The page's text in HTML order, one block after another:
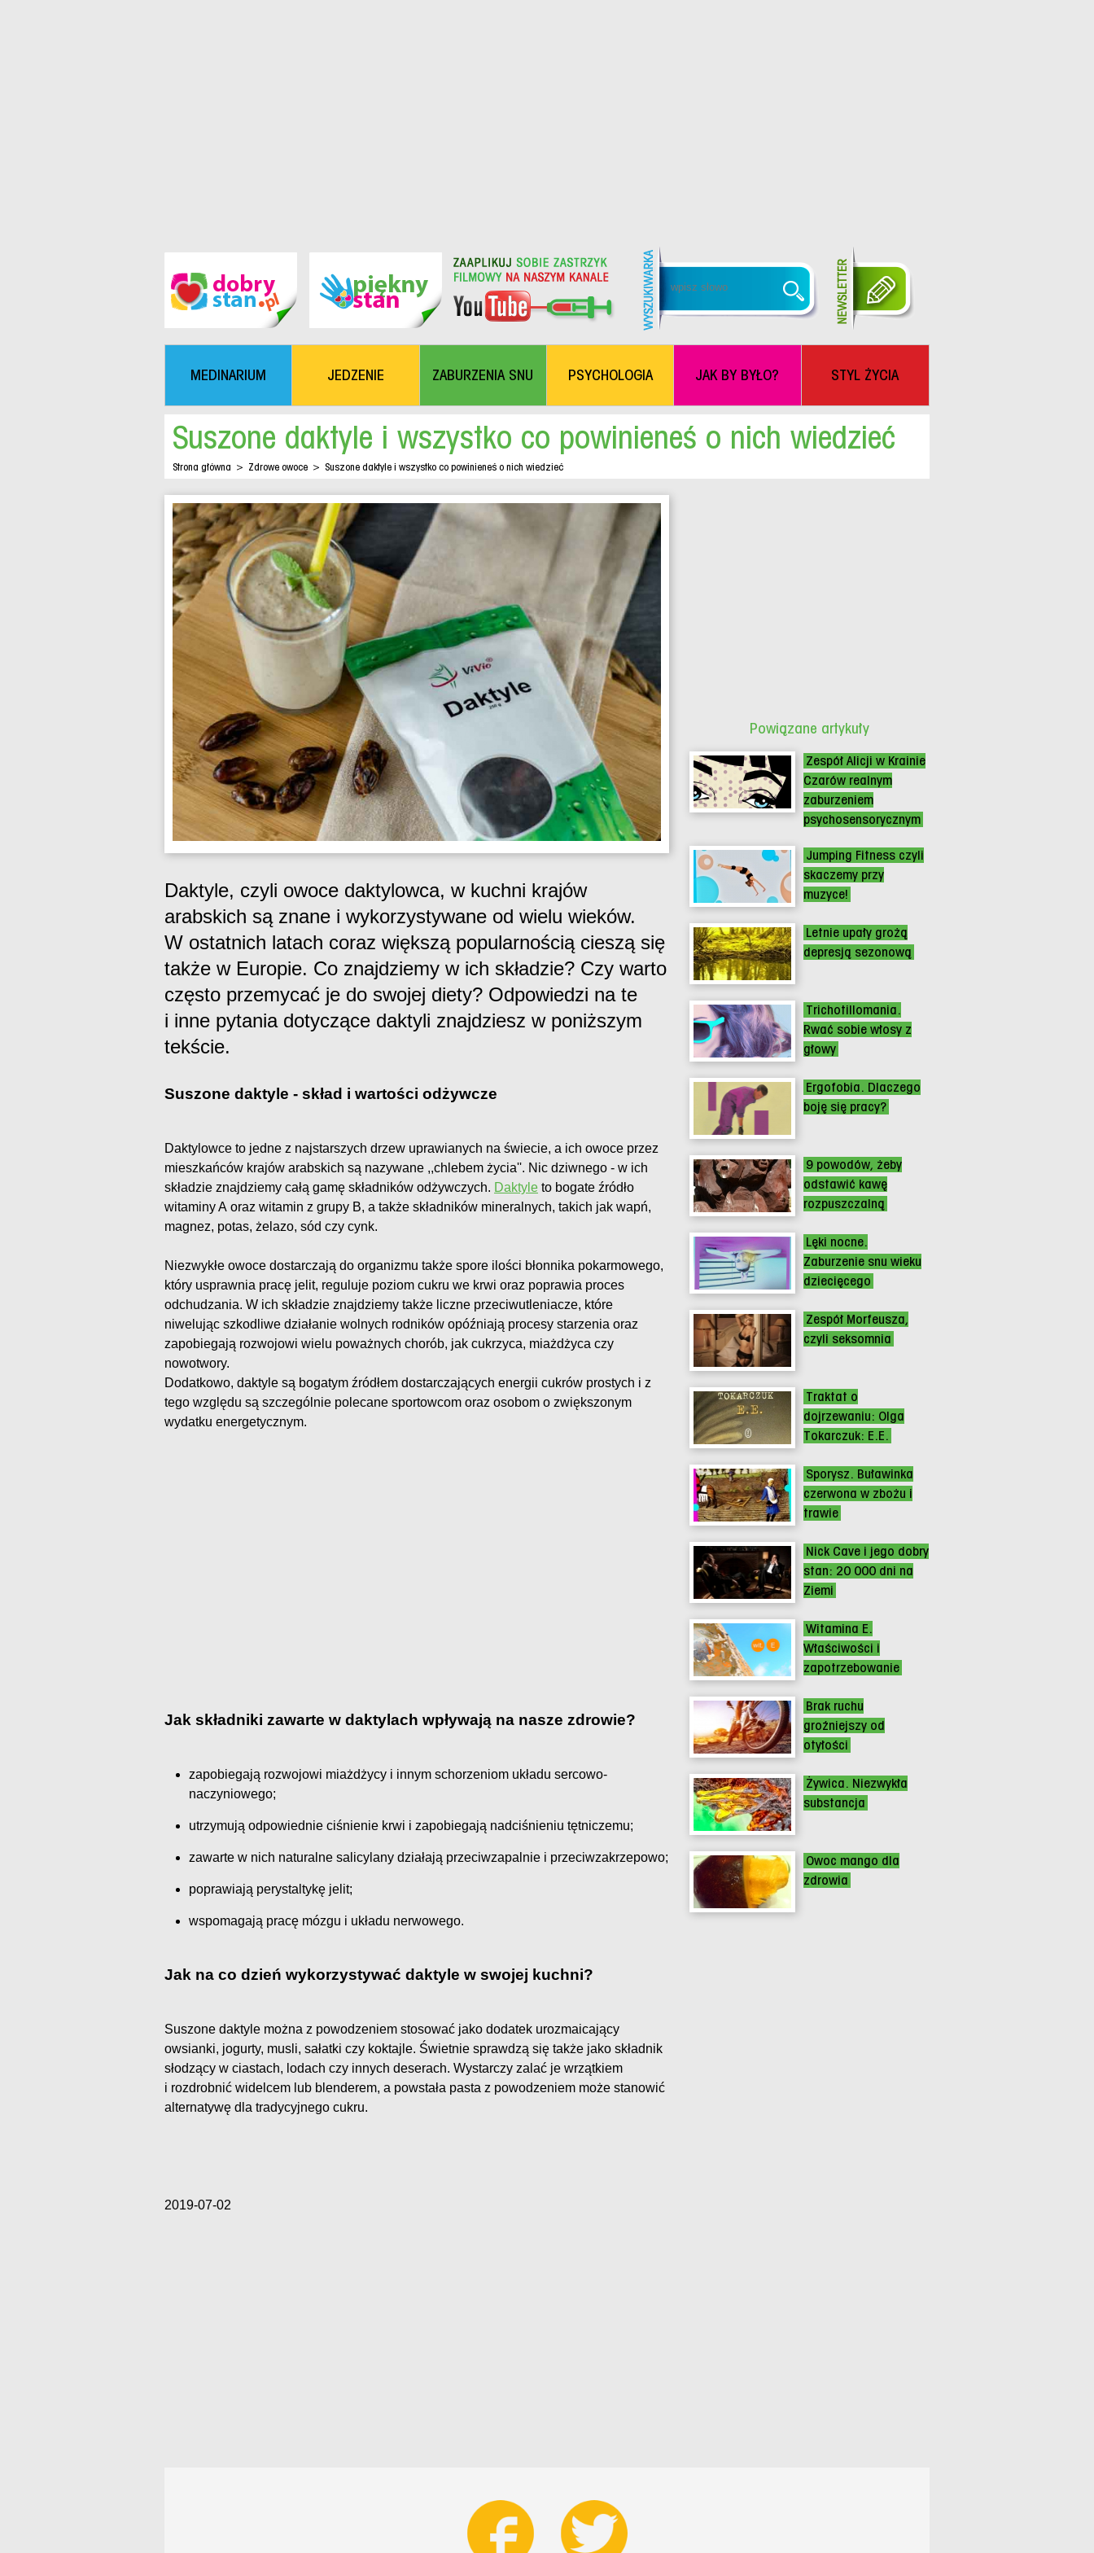
MEDINARIUM JEDZENIE ZABURZENIA SNU PSYCHOLOGIA JAK BY BYŁO? STYL ŻYCIA
Suszone daktyle i wszystko co powinieneś o nich wiedzieć
Strona główna > Zdrowe owoce > Suszone daktyle i wszystko co powinieneś o nich wiedzieć
Daktyle, czyli owoce daktylowca, w kuchni krajów
arabskich są znane i wykorzystywane od wielu wieków.
W ostatnich latach coraz większą popularnością cieszą się
także w Europie. Co znajdziemy w ich składzie? Czy warto
często przemycać je do swojej diety? Odpowiedzi na te
i inne pytania dotyczące daktyli znajdziesz w poniższym
tekście.
Suszone daktyle - skład i wartości odżywcze
Daktylowce to jedne z najstarszych drzew uprawianych na świecie, a ich owoce przez
mieszkańców krajów arabskich są nazywane ,,chlebem życia''. Nic dziwnego - w ich
składzie znajdziemy całą gamę składników odżywczych. Daktyle to bogate źródło
witaminy A oraz witamin z grupy B, a także składników mineralnych, takich jak wapń,
magnez, potas, żelazo, sód czy cynk.
Niezwykłe owoce dostarczają do organizmu także spore ilości błonnika pokarmowego,
który usprawnia pracę jelit, reguluje poziom cukru we krwi oraz poprawia proces
odchudzania. W ich składzie znajdziemy także liczne przeciwutleniacze, które
niwelując szkodliwe działanie wolnych rodników opóźniają procesy starzenia oraz
zapobiegają rozwojowi wielu poważnych chorób, jak cukrzyca, miażdżyca czy
nowotwory.
Dodatkowo, daktyle są bogatym źródłem dostarczających energii cukrów prostych i z
tego względu są szczególnie polecane sportowcom oraz osobom o zwiększonym
wydatku energetycznym.
Jak składniki zawarte w daktylach wpływają na nasze zdrowie?
zapobiegają rozwojowi miażdżycy i innym schorzeniom układu sercowo-
naczyniowego;
utrzymują odpowiednie ciśnienie krwi i zapobiegają nadciśnieniu tętniczemu;
zawarte w nich naturalne salicylany działają przeciwzapalnie i przeciwzakrzepowo;
poprawiają perystaltykę jelit;
wspomagają pracę mózgu i układu nerwowego.
Jak na co dzień wykorzystywać daktyle w swojej kuchni?
Suszone daktyle można z powodzeniem stosować jako dodatek urozmaicający
owsianki, jogurty, musli, sałatki czy koktajle. Świetnie sprawdzą się także jako składnik
słodzący w ciastach, lodach czy innych deserach. Wystarczy zalać je wrzątkiem
i rozdrobnić widelcem lub blenderem, a powstała pasta z powodzeniem może stanowić
alternatywę dla tradycyjnego cukru.
2019-07-02
Powiązane artykuły
Zespół Alicji w Krainie
Czarów realnym
zaburzeniem
psychosensorycznym
Jumping Fitness czyli
skaczemy przy
muzyce!
Letnie upały grożą
depresją sezonową
Trichotillomania.
Rwać sobie włosy z
głowy
Ergofobia. Dlaczego
boję się pracy?
9 powodów, żeby
odstawić kawę
rozpuszczalną
Lęki nocne.
Zaburzenie snu wieku
dziecięcego
Zespół Morfeusza,
czyli seksomnia
Traktat o
dojrzewaniu: Olga
Tokarczuk: E.E.
Sporysz. Buławinka
czerwona w zbożu i
trawie
Nick Cave i jego dobry
stan: 20 000 dni na
Ziemi
Witamina E.
Właściwości i
zapotrzebowanie
Brak ruchu
groźniejszy od
otyłości
Żywica. Niezwykła
substancja
Owoc mango dla
zdrowia